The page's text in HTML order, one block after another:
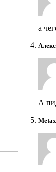
а
Алекс
А